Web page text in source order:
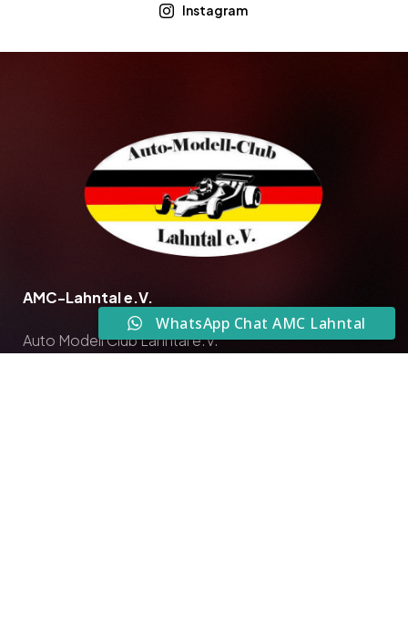
 Instagram
AMC-Lahntal e.V.
Auto Modell Club Lahntal e.V.
WhatsApp Chat AMC Lahntal